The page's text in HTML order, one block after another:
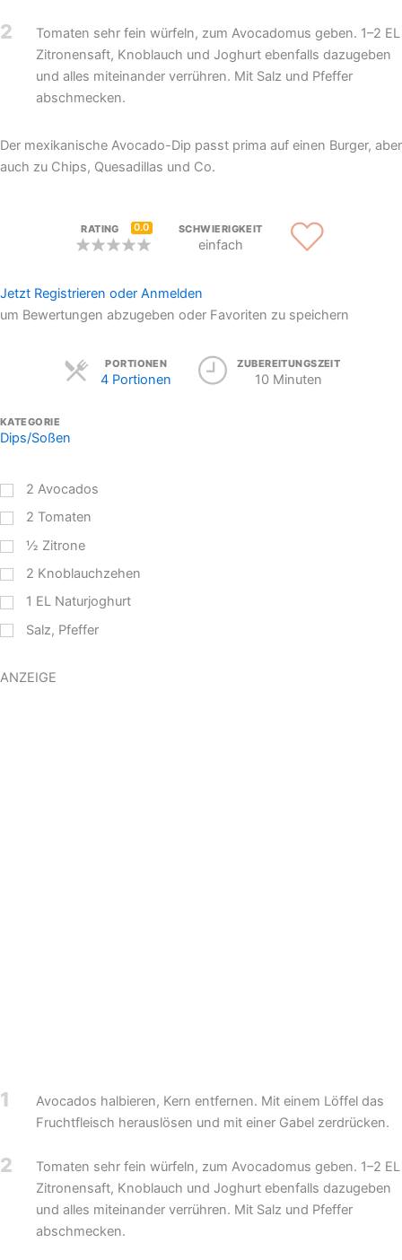
2
Tomaten sehr fein würfeln, zum Avocadomus geben. 1–2 EL
Zitronensaft, Knoblauch und Joghurt ebenfalls dazugeben
und alles miteinander verrühren. Mit Salz und Pfeffer
abschmecken.
Der mexikanische Avocado-Dip passt prima auf einen Burger, aber
auch zu Chips, Quesadillas und Co.
RATING 0.0 SCHWIERIGKEIT
einfach
Jetzt Registrieren oder Anmelden
um Bewertungen abzugeben oder Favoriten zu speichern
PORTIONEN
4 Portionen
Servings ZUBEREITUNGSZEIT
10 Minuten
KATEGORIE
Dips/Soßen
2 Avocados
2 Tomaten
½ Zitrone
2 Knoblauchzehen
1 EL Naturjoghurt
Salz, Pfeffer
ANZEIGE
1
Avocados halbieren, Kern entfernen. Mit einem Löffel das
Fruchtfleisch herauslösen und mit einer Gabel zerdrücken.
2
Tomaten sehr fein würfeln, zum Avocadomus geben. 1–2 EL
Zitronensaft, Knoblauch und Joghurt ebenfalls dazugeben
und alles miteinander verrühren. Mit Salz und Pfeffer
abschmecken.